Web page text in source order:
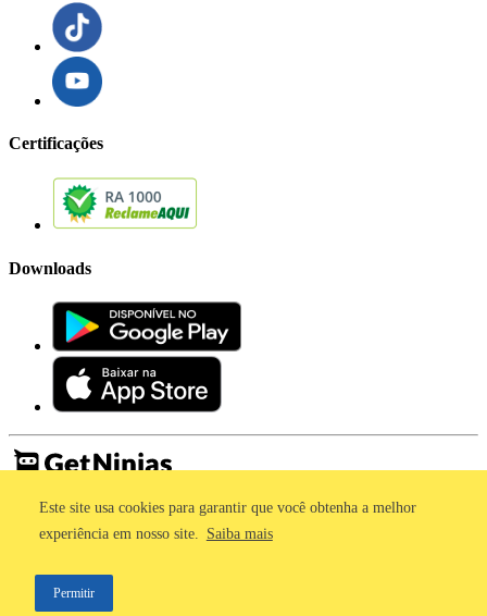
Este site usa cookies para garantir que você obtenha a melhor
experiência em nosso site. Saiba mais
Permitir
Certificações
Downloads
Imprensa
Termos de Uso
©2011 - 2026, GetNinjas LTDA. CNPJ 55.744.877/0001-89 - Rua
Dr. Fernandes Coelho, 85 - 3º andar - São Paulo/SP - Brasil